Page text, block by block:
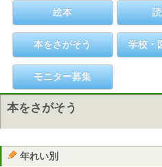
絵本
本をさがそう 学校・
モニター募集
本をさがそう
年れい別